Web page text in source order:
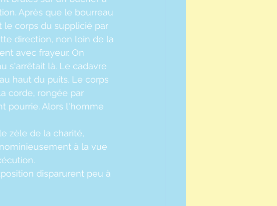
Après que le bourreau
le corps du supplicié par
direction, non loin de la
avec frayeur. On
s'arrêtait là. Le cadavre
haut du puits. Le corps
corde, rongée par
pourrie. Alors l'homme
zèle de la charité,
à la vue
disparurent peu à